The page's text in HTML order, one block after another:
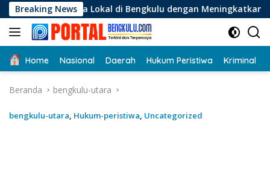
Langsung
ke
konten
Breaking News
Lokal di Bengkulu dengan Meningkatkan Ruang Publik dan
Home Nasional Daerah Hukum Peristiwa Kriminal
Beranda bengkulu-utara
bengkulu-utara, Hukum-peristiwa, Uncategorized